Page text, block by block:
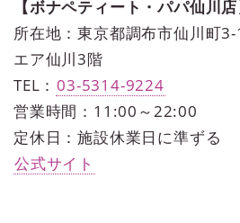
【ボナペティート・パパ仙川店
所在地：東京都調布市仙川町
エア仙川3階
TEL： 03-5314-9224
営業時間：11:00～22:00
定休日：施設休業日に準ずる
公式サイト